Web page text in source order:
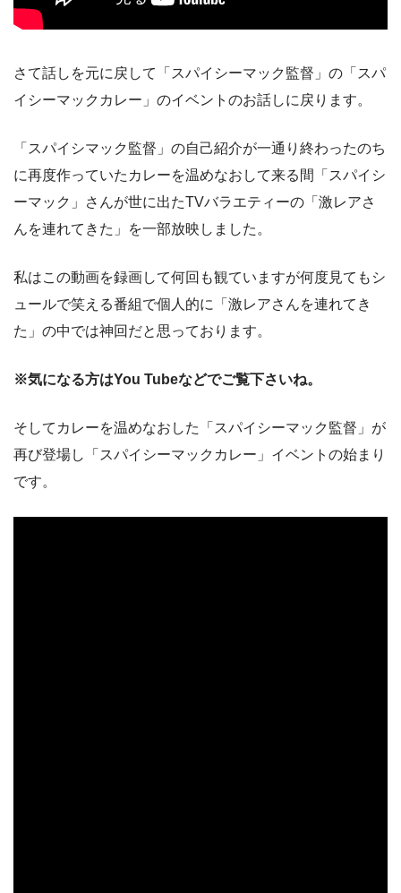
さて話しを元に戻して「スパイシーマック監督」の「スパ
イシーマックカレー」のイベントのお話しに戻ります。
「スパイシマック監督」の自己紹介が一通り終わったのち
に再度作っていたカレーを温めなおして来る間「スパイシ
ーマック」さんが世に出たTVバラエティーの「激レアさ
んを連れてきた」を一部放映しました。
私はこの動画を録画して何回も観ていますが何度見てもシ
ュールで笑える番組で個人的に「激レアさんを連れてき
た」の中では神回だと思っております。
※気になる方はYou Tubeなどでご覧下さいね。
そしてカレーを温めなおした「スパイシーマック監督」が
再び登場し「スパイシーマックカレー」イベントの始まり
です。